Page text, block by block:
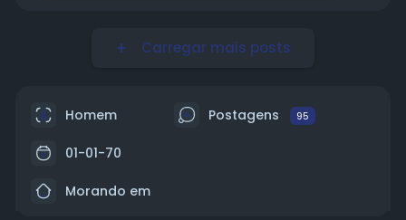
Carregar mais posts
Homem Postagens 95
01-01-70
Morando em